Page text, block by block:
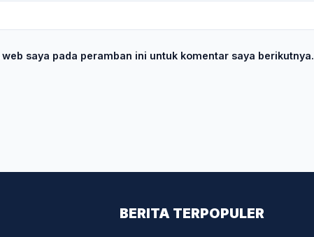
saya pada peramban ini untuk komentar saya berikutnya.
BERITA TERPOPULER